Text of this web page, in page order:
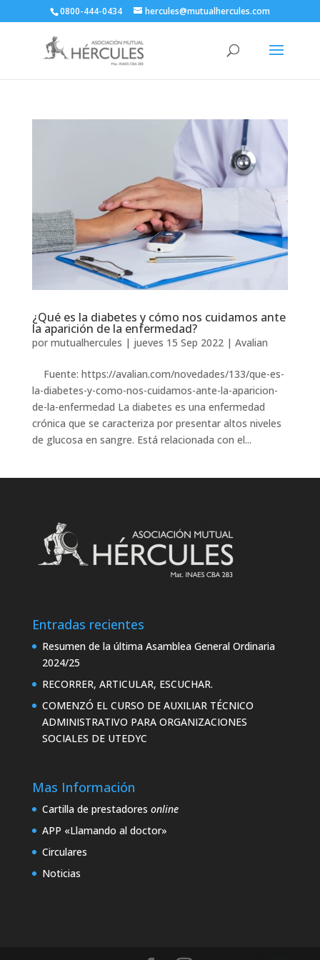
0800-444-0434 hercules@mutualhercules.com
¿Qué es la diabetes y cómo nos cuidamos ante
la aparición de la enfermedad?
por mutualhercules | jueves 15 Sep 2022| Avalian
Fuente: https://avalian.com/novedades/133/que-es-
la-diabetes-y-como-nos-cuidamos-ante-la-aparicion-
de-la-enfermedad La diabetes es una enfermedad
crónica que se caracteriza por presentar altos niveles
de glucosa en sangre. Está relacionada con el...
Entradas recientes
Resumen de la última Asamblea General Ordinaria
2024/25
RECORRER, ARTICULAR, ESCUCHAR.
COMENZÓ EL CURSO DE AUXILIAR TÉCNICO
ADMINISTRATIVO PARA ORGANIZACIONES
SOCIALES DE UTEDYC
Mas Información
Cartilla de prestadores online
APP «Llamando al doctor»
Circulares
Noticias